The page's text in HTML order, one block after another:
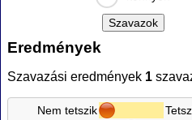
Eredmények
Szavazási eredmények 1
Nem tetszik